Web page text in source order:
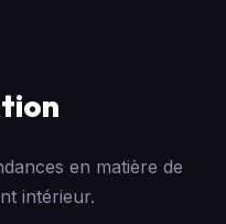
en matière de
intérieur.